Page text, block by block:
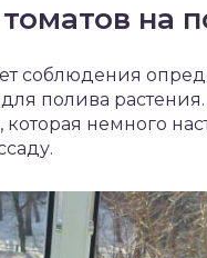
на
соблюдения
полива
немного